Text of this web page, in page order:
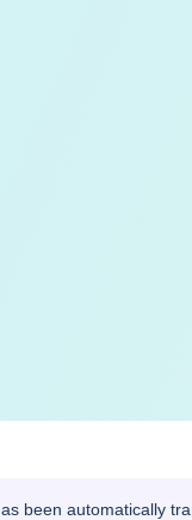
been automatically